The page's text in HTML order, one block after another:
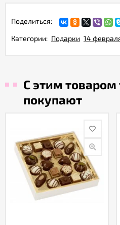
Поделиться:
Категории: Подарки 14
С этим
покупают